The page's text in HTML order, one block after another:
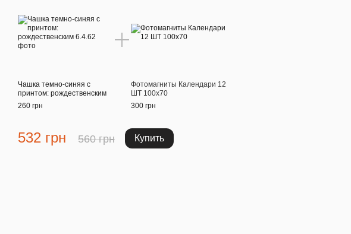
Чашка темно-синяя с
принтом: рождественским
260 грн
Фотомагниты Календари 12
ШТ 100х70
300 грн
532 грн 560 грн Купить